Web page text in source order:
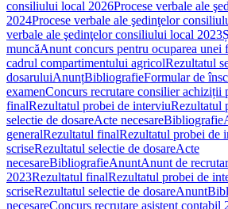
consiliului local 2026Procese verbale ale
2024Procese verbale ale şedinţelor
verbale ale şedinţelor consiliului local 2023
muncăAnunt concurs pentru ocuparea unei
cadrul compartimentului agricolRezultatul
dosaruluiAnunțBibliografieFormular de
examenConcurs recrutare consilier achiziții
finalRezultatul probei de interviuRezultatul
selectie de dosareActe necesareBibliografie
generalRezultatul finalRezultatul probei de
scriseRezultatul selectie de dosareActe
necesareBibliografieAnuntAnunt de
2023Rezultatul finalRezultatul probei de
scriseRezultatul selectie de dosareAnunt
necesareConcurs recrutare asistent contabil